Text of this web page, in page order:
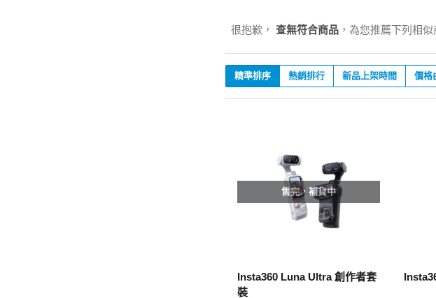
很抱歉， 查無符合商品 ，為您推薦下列相似
精準排序 熱銷排行 新品上架時間 價格
售完，補貨中
Insta360 Luna Ultra 創作者套
裝